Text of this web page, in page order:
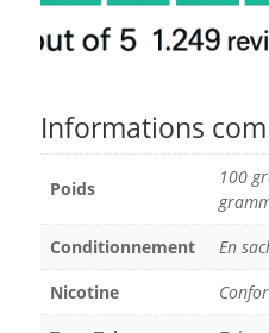
Informations
Poids
100
Conditionnement
En
Nicotine